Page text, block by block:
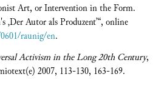
Art, or Intervention in the Form.
Autor als Produzent’“, online
raunig/en.
Activism in the Long 20th Century,
2007, 113-130, 163-169.